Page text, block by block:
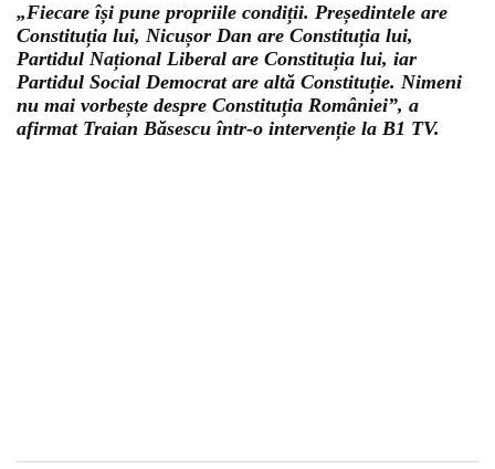
„Fiecare își pune propriile condiții. Președintele are
Constituția lui, Nicușor Dan are Constituția lui,
Partidul Național Liberal are Constituția lui, iar
Partidul Social Democrat are altă Constituție. Nimeni
nu mai vorbește despre Constituția României”, a
afirmat Traian Băsescu într-o intervenție la B1 TV.